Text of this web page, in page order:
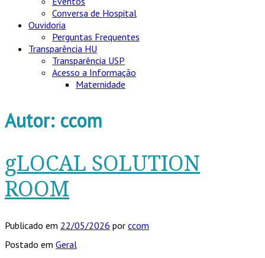
Conversa de Hospital
Ouvidoria
Perguntas Frequentes
Transparência HU
Transparência USP
Acesso a Informação
Maternidade
Autor: ccom
gLOCAL SOLUTION
ROOM
Publicado em 22/05/2026 por ccom
Postado em Geral